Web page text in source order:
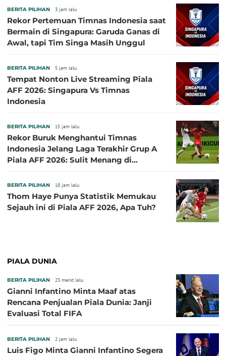
BERITA PILIHAN 3 jam lalu
Rekor Pertemuan Timnas Indonesia saat
Bermain di Singapura: Garuda Ganas di
Awal, tapi Tim Singa Masih Unggul
BERITA PILIHAN 5 jam lalu
Tempat Nonton Live Streaming Piala
AFF 2026: Singapura Vs Timnas
Indonesia
BERITA PILIHAN 15 jam lalu
Rekor Buruk Menghantui Timnas
Indonesia Jelang Laga Terakhir Grup A
Piala AFF 2026: Sulit Menang di
BERITA PILIHAN 18 jam lalu
Thom Haye Punya Statistik Memukau
Sejauh ini di Piala AFF 2026, Apa Tuh?
PIALA DUNIA
BERITA PILIHAN 23 menit lalu
Gianni Infantino Minta Maaf atas
Rencana Penjualan Piala Dunia: Janji
Evaluasi Total FIFA
BERITA PILIHAN 2 jam lalu
Luis Figo Minta Gianni Infantino Segera